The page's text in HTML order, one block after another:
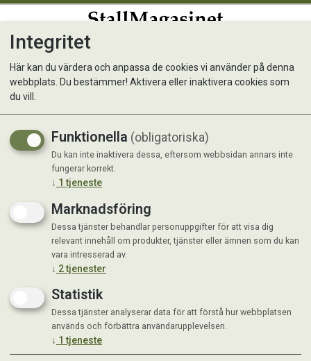
Äkta Boktjära 5 kg
Integritet
Här kan du värdera och anpassa de cookies vi använder på denna
webbplats. Du bestämmer! Aktivera eller inaktivera cookies som
du vill.
Funktionella (obligatoriska)
Du kan inte inaktivera dessa, eftersom webbsidan annars inte
fungerar korrekt.
↓ 1 tjeneste
Marknadsföring
Dessa tjänster behandlar personuppgifter för att visa dig
relevant innehåll om produkter, tjänster eller ämnen som du kan
vara intresserad av.
↓ 2tjenester
Statistik
Dessa tjänster analyserar data för att förstå hur webbplatsen
används och förbättra användarupplevelsen.
↓ 1 tjeneste